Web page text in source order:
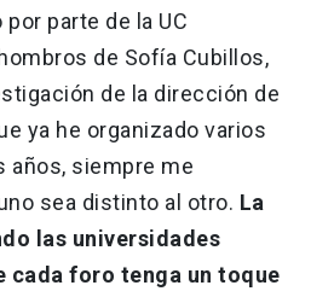
parte de la UC
de Sofía Cubillos,
de la dirección de
ya he organizado varios
años, siempre me
sea distinto al otro. La
las universidades
cada foro tenga un toque